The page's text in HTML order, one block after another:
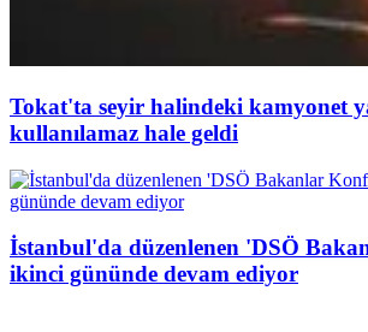
Tokat'ta seyir halindeki kamyonet
kullanılamaz hale geldi
İstanbul'da düzenlenen 'DSÖ
ikinci gününde devam ediyor